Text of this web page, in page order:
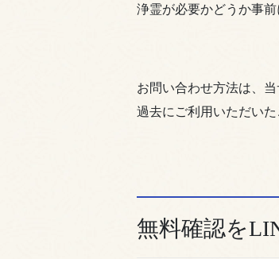
浄霊が必要かどうか事前
お問い合わせ方法は、
過去にご利用いただい
無料確認を